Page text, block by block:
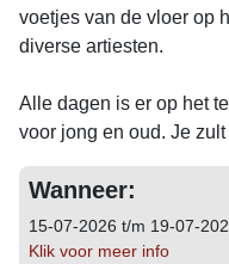
voetjes van de vloer op
diverse artiesten.
Alle dagen is er op het
voor jong en oud. Je
Wanneer:
15-07-2026 t/m 19-07-
Klik voor meer info